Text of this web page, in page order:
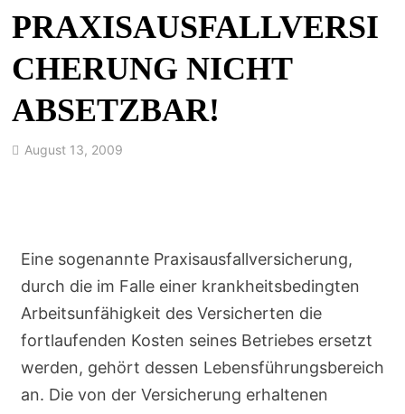
PRAXISAUSFALLVERSI
CHERUNG NICHT
ABSETZBAR!
August 13, 2009
Eine sogenannte Praxisausfallversicherung,
durch die im Falle einer krankheitsbedingten
Arbeitsunfähigkeit des Versicherten die
fortlaufenden Kosten seines Betriebes ersetzt
werden, gehört dessen Lebensführungsbereich
an. Die von der Versicherung erhaltenen